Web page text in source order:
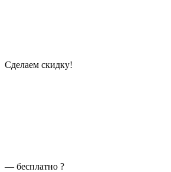
Сделаем скидку!
— бесплатно ?